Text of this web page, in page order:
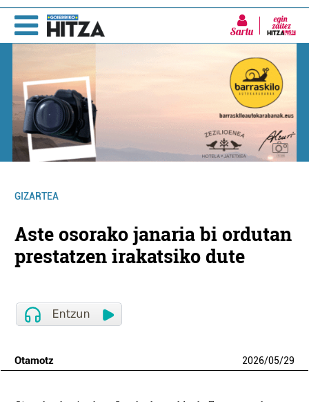
Sartu
GIZARTEA
Aste osorako janaria bi ordutan
prestatzen irakatsiko dute
Otamotz 2026/05/29